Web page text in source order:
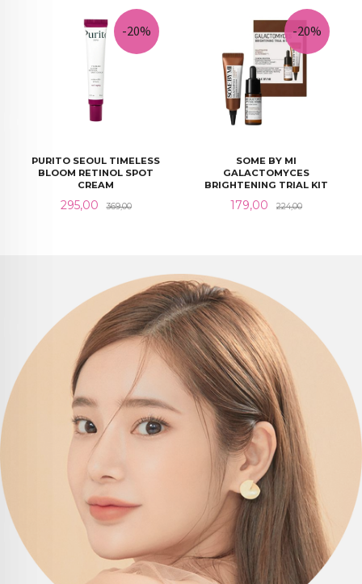
PURITO SEOUL TIMELESS
BLOOM RETINOL SPOT
CREAM
Tilbud
295,00 369,00Rabatt
-20%
SOME BY MI
GALACTOMYCES
BRIGHTENING TRIAL KIT
Tilbud
179,00 224,00Rabatt
-20%